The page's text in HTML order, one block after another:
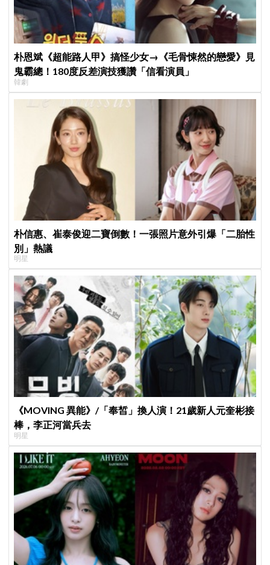
朴恩斌《超能路人甲》搞怪少女→《毛骨悚然的戀愛》見
鬼霸總！180度反差演技獲讚「信看演員」
韓劇
朴信惠、崔泰俊迎二寶倒數！一張照片意外引爆「二胎性
別」熱議
明星
《MOVING 異能》/「奉皙」換人演！21歲新人元奎彬接
棒，李正河當兵去
明星